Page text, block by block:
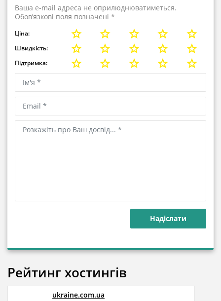
Ваша e-mail адреса не оприлюднюватиметься.
Обов’язкові поля позначені *
Ціна:
Швидкість:
Підтримка:
Рейтинг хостингів
ukraine.com.ua